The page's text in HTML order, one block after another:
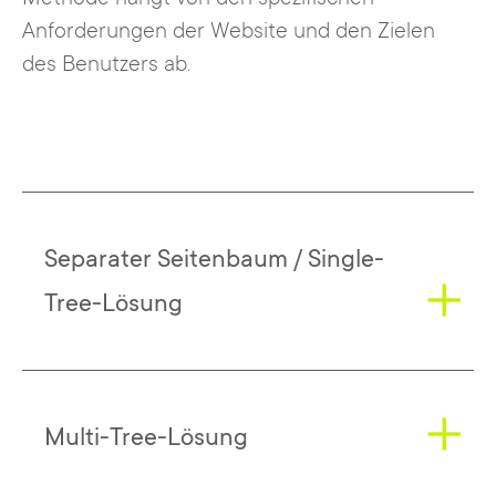
Anforderungen der Website und den Zielen
des Benutzers ab.
Separater Seitenbaum / Single-
Tree-Lösung
der Lokalisierung der gesamten Website:
Multi-Tree-Lösung